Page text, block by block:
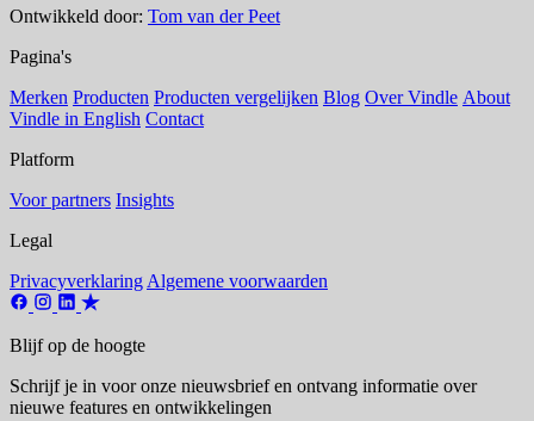
Ontwikkeld door: Tom van der Peet
Pagina's
Merken Producten Producten vergelijken Blog Over Vindle About
Vindle in English Contact
Platform
Voor partners Insights
Legal
Privacyverklaring Algemene voorwaarden
Blijf op de hoogte
Schrijf je in voor onze nieuwsbrief en ontvang informatie over
nieuwe features en ontwikkelingen